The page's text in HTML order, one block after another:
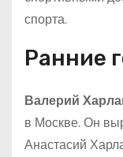
спорта.
Ранние
Валерий
в Москве. Он
Анастасий